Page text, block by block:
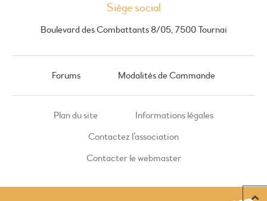
Siège social
Boulevard des Combattants 8/05, 7500 Tournai
Forums Modalités de Commande
Plan du site
Informations légales
Contactez l’association
Contacter le webmaster